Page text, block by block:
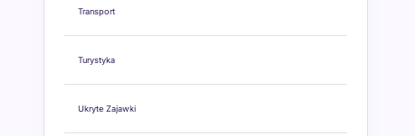
Transport
Turystyka
Ukryte Zajawki